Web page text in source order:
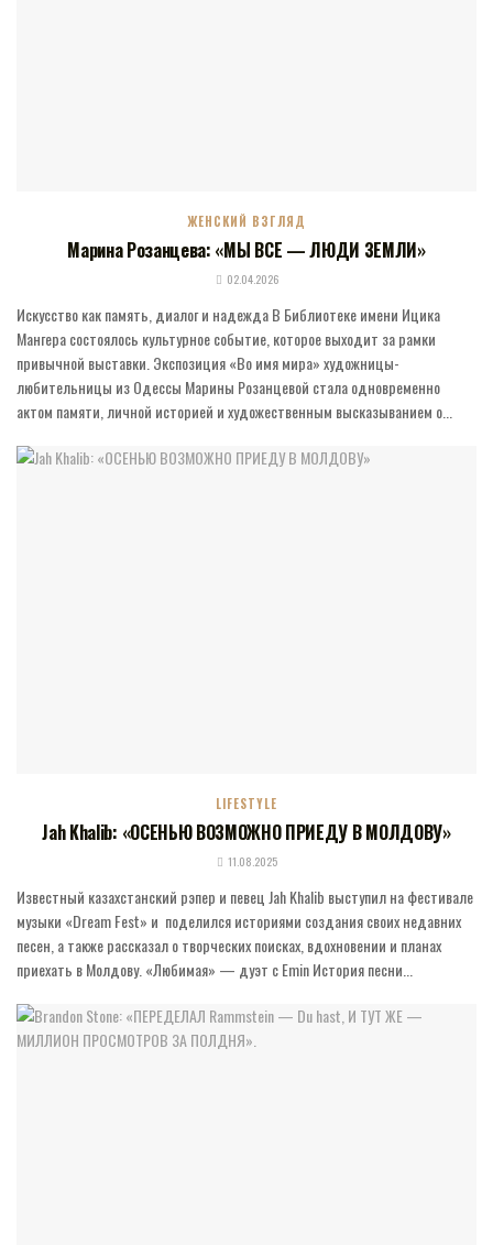
ЖЕНСКИЙ ВЗГЛЯД
Марина Розанцева: «МЫ ВСЕ — ЛЮДИ ЗЕМЛИ»
02.04.2026
Искусство как память, диалог и надежда В Библиотеке имени Ицика
Мангера состоялось культурное событие, которое выходит за рамки
привычной выставки. Экспозиция «Во имя мира» художницы-
любительницы из Одессы Марины Розанцевой стала одновременно
актом памяти, личной историей и художественным высказыванием о...
LIFESTYLE
Jah Khalib: «ОСЕНЬЮ ВОЗМОЖНО ПРИЕДУ В МОЛДОВУ»
11.08.2025
Известный казахстанский рэпер и певец Jah Khalib выступил на фестивале
музыки «Dream Fest» и поделился историями создания своих недавних
песен, а также рассказал о творческих поисках, вдохновении и планах
приехать в Молдову. «Любимая» — дуэт с Emin История песни...